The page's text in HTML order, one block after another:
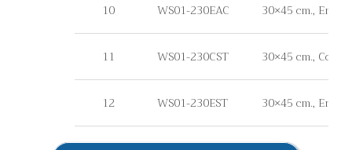
10 WS01-230EAC 30×45 cm.,
11 WS01-230CST 30×45 cm.,
12 WS01-230EST 30×45 cm.,